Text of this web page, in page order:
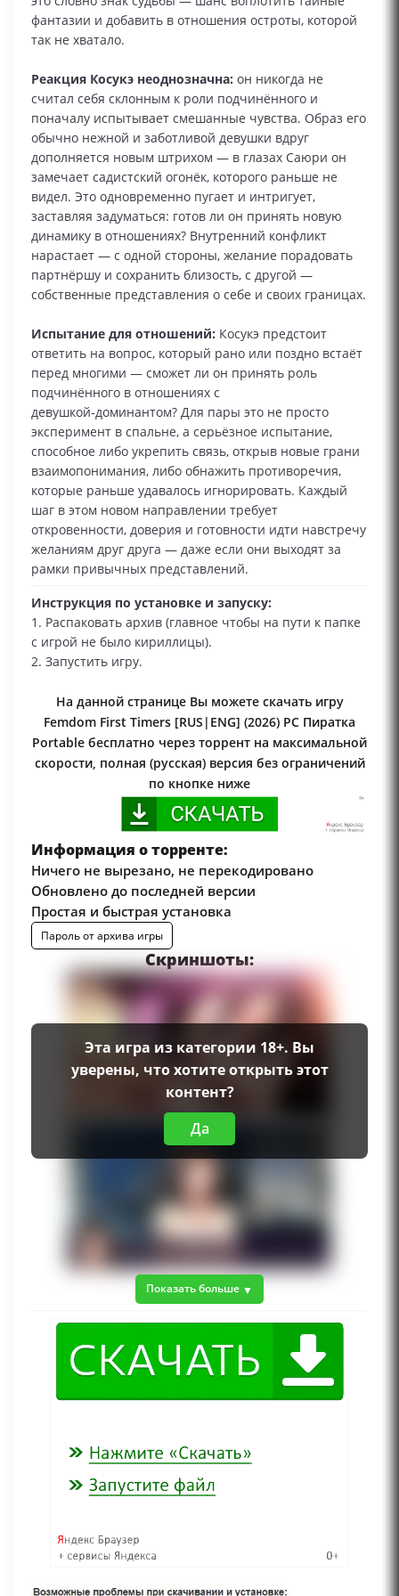
фантазии и добавить в отношения остроты, которой
так не хватало.
Реакция Косукэ неоднозначна: он никогда не
считал себя склонным к роли подчинённого и
поначалу испытывает смешанные чувства. Образ его
обычно нежной и заботливой девушки вдруг
дополняется новым штрихом — в глазах Саюри он
замечает садистский огонёк, которого раньше не
видел. Это одновременно пугает и интригует,
заставляя задуматься: готов ли он принять новую
динамику в отношениях? Внутренний конфликт
нарастает — с одной стороны, желание порадовать
партнёршу и сохранить близость, с другой —
собственные представления о себе и своих границах.
Испытание для отношений: Косукэ предстоит
ответить на вопрос, который рано или поздно встаёт
перед многими — сможет ли он принять роль
подчинённого в отношениях с
девушкой‑доминантом? Для пары это не просто
эксперимент в спальне, а серьёзное испытание,
способное либо укрепить связь, открыв новые грани
взаимопонимания, либо обнажить противоречия,
которые раньше удавалось игнорировать. Каждый
шаг в этом новом направлении требует
откровенности, доверия и готовности идти навстречу
желаниям друг друга — даже если они выходят за
рамки привычных представлений.
Инструкция по установке и запуску:
1. Распаковать архив (главное чтобы на пути к папке
с игрой не было кириллицы).
2. Запустить игру.
На данной странице Вы можете скачать игру
Femdom First Timers [RUS|ENG] (2026) PC Пиратка
Portable бесплатно через торрент на максимальной
скорости, полная (русская) версия без ограничений
по кнопке ниже
Информация о торренте:
Ничего не вырезано, не перекодировано
Обновлено до последней версии
Простая и быстрая установка
Пароль от архива игры
Скриншоты:
Эта игра из категории 18+. Вы
уверены, что хотите открыть этот
контент?
Да
Показать больше